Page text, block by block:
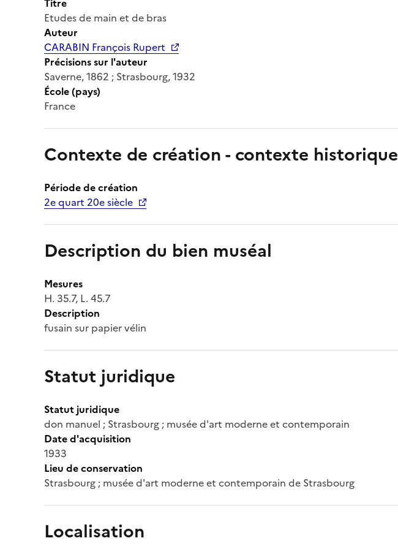
Etudes de main et de bras
Auteur
CARABIN François Rupert
Précisions sur l'auteur
Saverne, 1862 ; Strasbourg, 1932
École (pays)
France
Contexte de création - contexte historique
Période de création
2e quart 20e siècle
Description du bien muséal
Mesures
H. 35.7, L. 45.7
Description
fusain sur papier vélin
Statut juridique
Statut juridique
don manuel ; Strasbourg ; musée d'art moderne et contemporain
Date d'acquisition
1933
Lieu de conservation
Strasbourg ; musée d'art moderne et contemporain de Strasbourg
Localisation